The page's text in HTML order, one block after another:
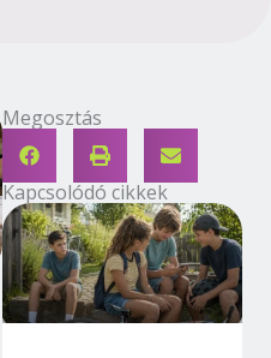
Megosztás
Kapcsolódó cikkek